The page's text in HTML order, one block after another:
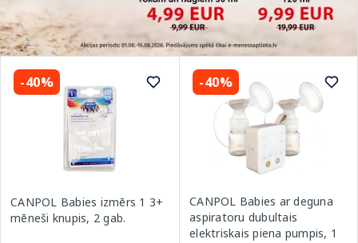
-40%
CANPOL Babies izmērs 1 3+
mēneši knupis, 2 gab.
-40%
CANPOL Babies ar deguna
aspiratoru dubultais
elektriskais piena pumpis, 1